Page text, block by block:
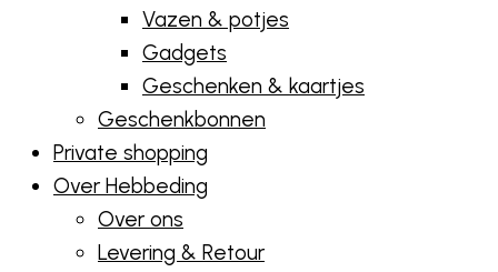
Vazen & potjes
Gadgets
Geschenken & kaartjes
Geschenkbonnen
Private shopping
Over Hebbeding
Over ons
Levering & Retour